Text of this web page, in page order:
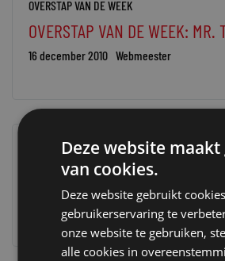
OVERSTAP VAN DE WEEK
OVERSTAP VAN DE WEEK: MR.
16 december 2010 Webmeester
OVERSTAP VAN DE WEEK
OVERSTAP VAN DE WEEK: MR.
8 december 2010 Webmeester
Deze website
van cookies.
Deze website gebruikt
gebruikerservaring te
onze website te gebruiken,
alle cookies in